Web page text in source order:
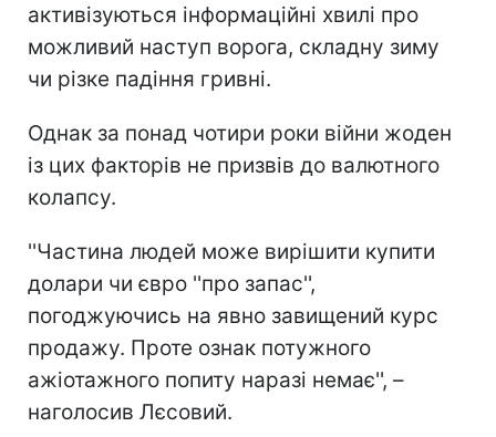
активізуються інформаційні хвилі про
можливий наступ ворога, складну зиму
чи різке падіння гривні.
Однак за понад чотири роки війни жоден
із цих факторів не призвів до валютного
колапсу.
''Частина людей може вирішити купити
долари чи євро ''про запас'',
погоджуючись на явно завищений курс
продажу. Проте ознак потужного
ажіотажного попиту наразі немає'', –
наголосив Лєсовий.